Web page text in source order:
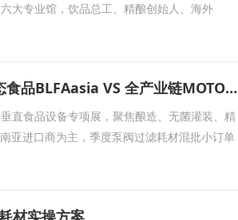
大专业馆，饮品总工、精酿创始人、海外
两大工业设备展赛道核心差异：液态食品BLFAasia VS 全产业链MOTOR CHINA电机展
直食品设备专项展，聚焦酿造、无菌灌装、精
亚进口商为主，季度泵阀过滤耗材混批小订单
材实操方案